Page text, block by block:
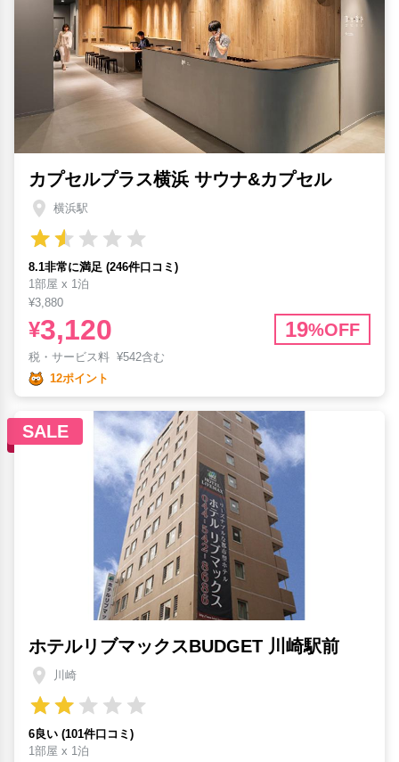
カプセルプラス横浜 サウナ&カプセル
横浜駅
8.1非常に満足 (246件口コミ)
1部屋 x 1泊
¥3,880
¥3,120 19%OFF
税・サービス料 ¥542含む
12ポイント
SALE
ホテルリブマックスBUDGET 川崎駅前
川崎
6良い (101件口コミ)
1部屋 x 1泊